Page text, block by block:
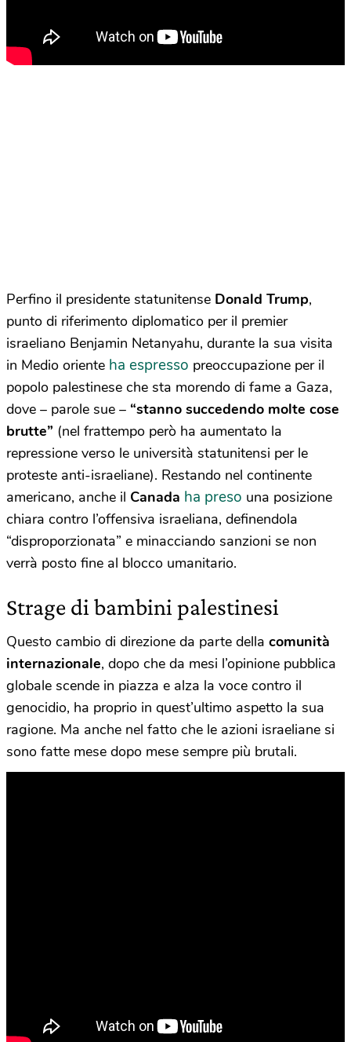
Perfino il presidente statunitense Donald Trump,
punto di riferimento diplomatico per il premier
israeliano Benjamin Netanyahu, durante la sua visita
in Medio oriente ha espresso preoccupazione per il
popolo palestinese che sta morendo di fame a Gaza,
dove – parole sue – “stanno succedendo molte cose
brutte” (nel frattempo però ha aumentato la
repressione verso le università statunitensi per le
proteste anti-israeliane). Restando nel continente
americano, anche il Canada ha preso una posizione
chiara contro l’offensiva israeliana, definendola
“disproporzionata” e minacciando sanzioni se non
verrà posto fine al blocco umanitario.
Strage di bambini palestinesi
Questo cambio di direzione da parte della comunità
internazionale, dopo che da mesi l’opinione pubblica
globale scende in piazza e alza la voce contro il
genocidio, ha proprio in quest’ultimo aspetto la sua
ragione. Ma anche nel fatto che le azioni israeliane si
sono fatte mese dopo mese sempre più brutali.